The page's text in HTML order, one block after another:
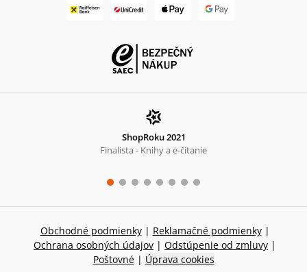
ShopRoku 2021
Finalista - Knihy a e-čítanie
Obchodné podmienky | Reklamačné podmienky |
Ochrana osobných údajov | Odstúpenie od zmluvy |
Poštovné | Úprava cookies